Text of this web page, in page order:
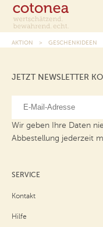
AKTION GESCHENKIDEEN
JETZT NEWSLETTER
Wir geben Ihre Daten
Abbestellung jederzeit
SERVICE
Kontakt
Hilfe